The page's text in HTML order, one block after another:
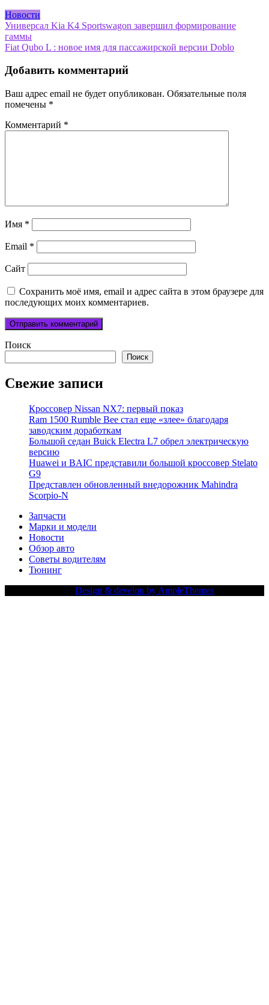
Новости
Навигация
по
Универсал Kia K4 Sportswagon завершил формирование
гаммы
Fiat Qubo L : новое имя для пассажирской версии Doblo
Добавить комментарий
Ваш адрес email не будет опубликован. Обязательные поля
помечены *
Комментарий *
Имя *
Email *
Сайт
Сохранить моё имя, email и адрес сайта в этом браузере для
последующих моих комментариев.
Поиск
Поиск
Свежие записи
Кроссовер Nissan NX7: первый показ
Ram 1500 Rumble Bee стал еще «злее» благодаря
заводским доработкам
Большой седан Buick Electra L7 обрел электрическую
версию
Huawei и BAIC представили большой кроссовер Stelato
G9
Представлен обновленный внедорожник Mahindra
Scorpio-N
Запчасти
Марки и модели
Новости
Обзор авто
Советы водителям
Тюнинг
Design & develop by AmpleThemes